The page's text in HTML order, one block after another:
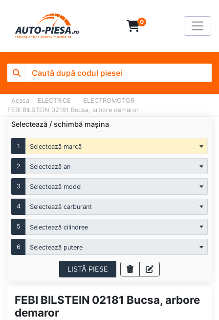
0
Acasa ELECTRICE
ELECTROMOTOR
FEBI BILSTEIN 02181 Bucsa, arbore demaror
Selectează / schimbă mașina
1 Selectează marcă
2 Selectează an
3 Selectează model
4 Selectează carburant
5 Selectează cilindree
6 Selectează putere
LISTĂ PIESE
FEBI BILSTEIN 02181 Bucsa, arbore
demaror